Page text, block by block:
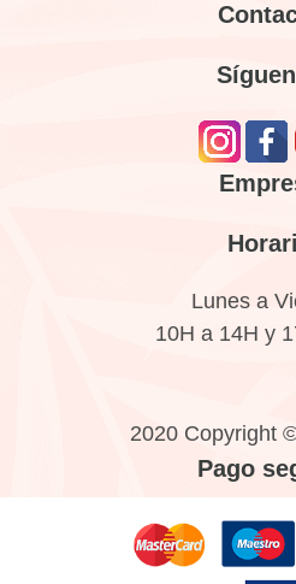
Lunes a
10H a 14H y
2020 Copyright
Pago